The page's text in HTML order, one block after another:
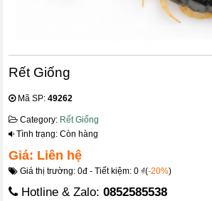
Rết Giống
Mã SP:49262
Category: Rết Giống
Tình trạng: Còn hàng
Giá: Liên hệ
Giá thị trường: 0đ - Tiết kiệm: 0 ₫(-20%)
Hotline & Zalo:0852585538